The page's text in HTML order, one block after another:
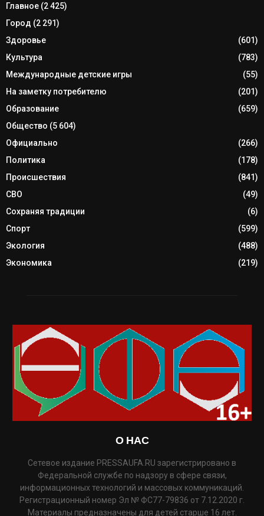
Главное (2 425)
Город (2 291)
Здоровье
(601)
Культура
(783)
Международные детские игры
(55)
На заметку потребителю
(201)
Образование
(659)
Общество (5 604)
Официально
(266)
Политика
(178)
Происшествия
(841)
СВО
(49)
Сохраняя традиции
(6)
Спорт
(599)
Экология
(488)
Экономика
(219)
О НАС
Сетевое издание PRESSAUFA.RU зарегистрировано в
Федеральной службе по надзору в сфере связи,
информационных технологий и массовых коммуникаций.
Регистрационный номер Эл № ФС77-79836 от 7.12.2020 г.
Материалы предназначены для детей старше 16 лет.